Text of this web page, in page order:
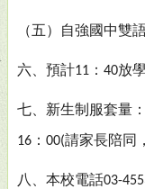
（五）自強國中雙
六、預計11 ： 40放
七、新生制服套量
16 ： 00(請家長陪同 ，
八、本校電話03-